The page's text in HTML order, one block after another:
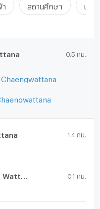
า สถานศึกษา แหล่
0.5 กม.
Chaengwattana
1.4 กม.
0.1 กม.